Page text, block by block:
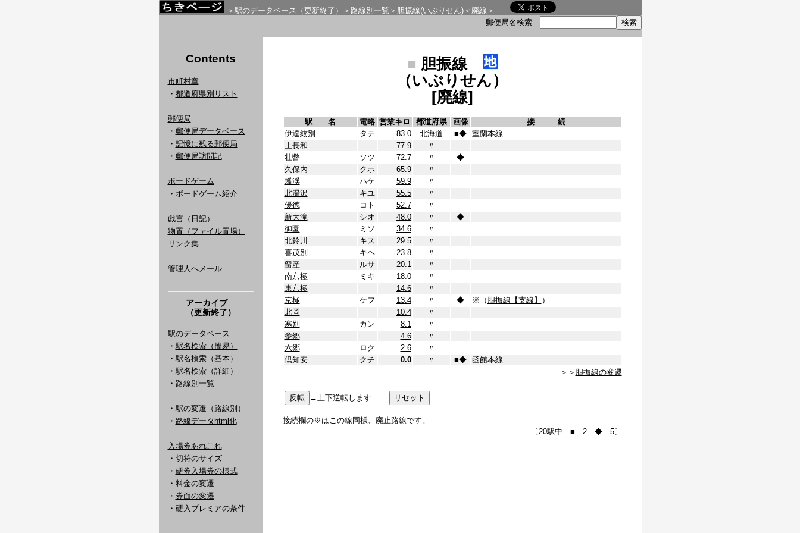
＞ 駅のデータベース（更新終了） ＞ 路線別一覧 ＞胆振線(いぶりせん)＜廃線＞
郵便局名検索
Contents
市町村章
・ 都道府県別リスト
郵便局
・ 郵便局データベース
・ 記憶に残る郵便局
・ 郵便局訪問記
ボードゲーム
・ ボードゲーム紹介
戯言（日記）
物置（ファイル置場）
リンク集
管理人へメール
アーカイブ
（更新終了）
駅のデータベース
・ 駅名検索（簡易）
・ 駅名検索（基本）
・駅名検索（詳細）
・ 路線別一覧
・ 駅の変遷（路線別）
・ 路線データhtml化
入場券あれこれ
・ 切符のサイズ
・ 硬券入場券の様式
・ 料金の変遷
・ 券面の変遷
・ 硬入プレミアの条件
■ 胆振線
（いぶりせん）
[廃線]
駅 名 電略 営業キロ 都道府県 画像
接 続
伊達紋別
タテ 83.0 北海道 ■◆ 室蘭本線
上長和
77.9
〃
壮瞥
ソツ 72.7 〃
◆
久保内
クホ 65.9
〃
蟠渓
ハケ 59.9
〃
北湯沢
キユ 55.5
〃
優徳
コト 52.7
〃
新大滝
シオ 48.0 〃
◆
御園
ミソ 34.6
〃
北鈴川
キス 29.5
〃
喜茂別
キヘ 23.8
〃
留産
ルサ 20.1
〃
南京極
ミキ 18.0
〃
東京極
14.6
〃
京極
ケフ 13.4 〃 ◆ ※（ 胆振線【支線】
）
北岡
10.4
〃
寒別
カン 8.1
〃
参郷
4.6
〃
六郷
ロク 2.6
〃
倶知安
クチ 0.0 〃 ■◆ 函館本線
＞＞ 胆振線の変遷
←上下逆転します
接続欄の※はこの線同様、廃止路線です。
〔20駅中 ■…2 ◆…5〕